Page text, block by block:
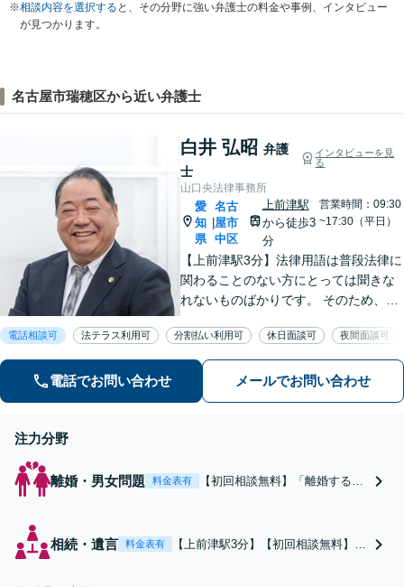
※相談内容を選択する と、その分野に強い弁護士の料金や事例、インタビュー
が見つかります。
名古屋市瑞穂区から近い弁護士
白井 弘昭 弁護
士
インタビューを見
る
山口央法律事務所
愛
知
県
名古
屋市
中区
上前津駅
から徒歩3
分
営業時間：09:30
~17:30（平日）
【上前津駅3分】法律用語は普段法律に
関わることのない方にとっては聞きな
れないものばかりです。 そのため、な
からの対応を説明させていただきま
す。最善の解決策は何なのかを共に考
え、解決までサポートさせていただき
ます。
電話相談可 法テラス利用可 分割払い利用可 休日面談可 夜間面談可
電話でお問い合わせ メールでお問い合わせ
注力分野
離婚・男女問題 料金表有
【初回相談無料】「離婚するか
者様の状況や希望に合わせた解
相続・遺言 料金表有
【上前津駅3分】【初回相談無料】感